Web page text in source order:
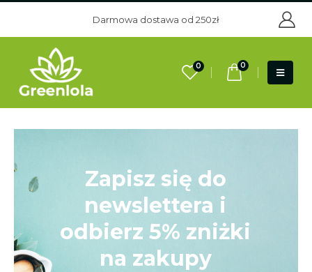
Darmowa dostawa od 250zł
0 0
Zapisz się do
newslettera i
odbierz 5% zniżki
na zakupy